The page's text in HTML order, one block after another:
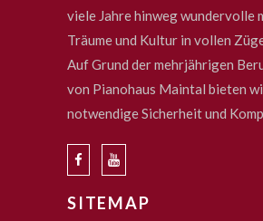
viele Jahre hinweg wundervolle
Träume und Kultur in vollen
Auf Grund der mehrjährigen
von Pianohaus Maintal bieten
notwendige Sicherheit und
SITEMAP